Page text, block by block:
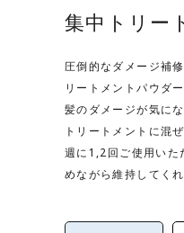
集中トリー
圧倒的なダメージ補
リートメントパウダー
髪のダメージが気に
トリートメントに混
週に1,2回ご使用いた
めながら維持してくれ